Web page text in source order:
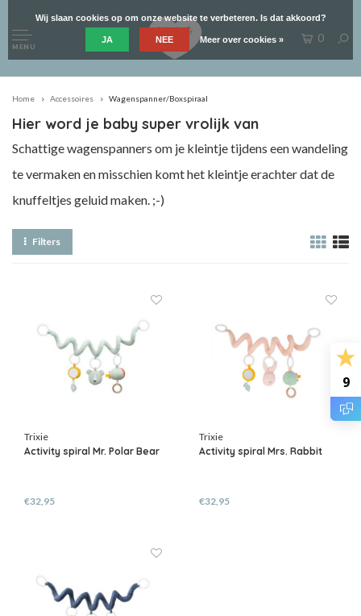
9
MENU
0
Home Accessoires Wagenspanner/Boxspiraal
Hier word je baby super vrolijk van
Schattige wagenspanners om je kleintje tijdens een wandeling
te vermaken en misschien komt het kleintje erachter dat de
knuffeltjes geluid maken. ;-)
Filters
Trixie
Activity spiral Mr. Polar Bear
€32,95
Trixie
Activity spiral Mrs. Rabbit
€32,95
Wij slaan cookies op om onze website te verbeteren. Is dat akkoord?
JA NEE Meer over cookies »